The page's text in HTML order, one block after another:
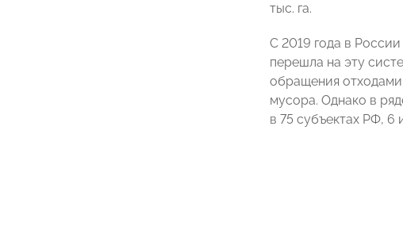
тыс. га.
С 2019 года в
перешла на эту
обращения отходами
мусора. Однако в
в 75 субъектах РФ, 6